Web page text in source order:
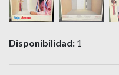
Disponibilidad: 1